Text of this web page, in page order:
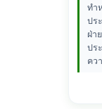
ทำ
ปร
ฝ่า
ปร
คว